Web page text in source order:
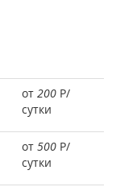
от 200 Р/
сутки
от 500 Р/
сутки